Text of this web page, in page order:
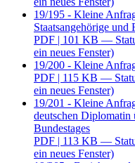
19/195 - Kleine
Staatsangehörige und
PDF | 101 KB —
ein neues Fenster)
19/200 - Kleine
PDF | 115 KB —
ein neues Fenster)
19/201 - Kleine
deutschen Diplomatin
Bundestages
PDF | 113 KB —
ein neues Fenster)